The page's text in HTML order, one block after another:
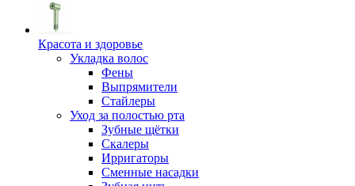
Красота и здоровье
Укладка волос
Фены
Выпрямители
Стайлеры
Уход за полостью рта
Зубные щётки
Скалеры
Ирригаторы
Сменные насадки